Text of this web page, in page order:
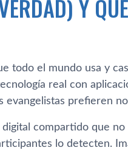
Y
todo el mundo usa y
real con
evangelistas prefieren
compartido que
lo detecten.